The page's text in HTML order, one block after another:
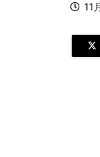
11